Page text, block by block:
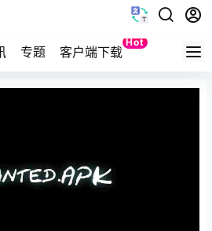
专题 客户端下载
Hot
Quest